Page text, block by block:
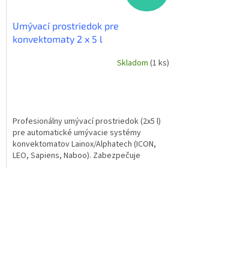
Umývací prostriedok pre
konvektomaty 2 x 5 l
Skladom (1 ks)
Profesionálny umývací prostriedok (2x5 l)
pre automatické umývacie systémy
konvektomatov Lainox/Alphatech (ICON,
LEO, Sapiens, Naboo). Zabezpečuje